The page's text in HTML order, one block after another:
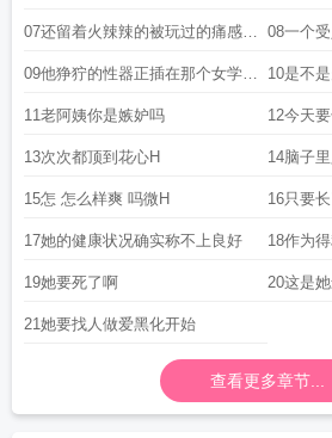
07还留着火辣辣的被玩过的痛感微
H
08一个
09他狰狞的性器正插在那个女学生
的逼里
10是不
11老阿姨你是嫉妒吗 12今天
13次次都顶到花心H 14脑子
15怎 怎么样爽 吗微H 16只要
17她的健康状况确实称不上良好 18作为
19她要死了啊 20这是
21她要找人做爱黑化开始
查看更多章节...